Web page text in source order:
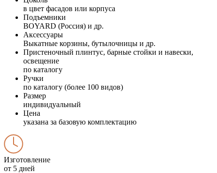
в цвет фасадов или корпуса
Подъемники
BOYARD (Россия) и др.
Аксессуары
Выкатные корзины, бутылочницы и др.
Пристеночный плинтус, барные стойки и навески,
освещение
по каталогу
Ручки
по каталогу (более 100 видов)
Размер
индивидуальный
Цена
указана за базовую комплектацию
Изготовление
от 5 дней